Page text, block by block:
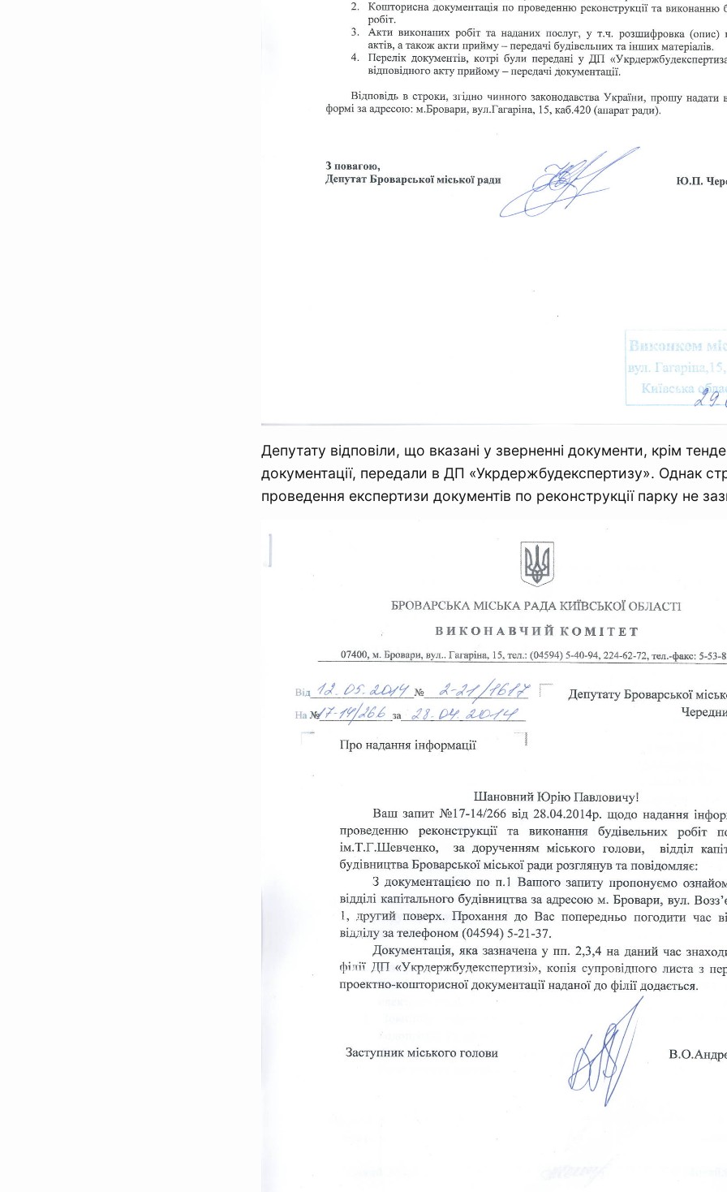
Депутату відповіли, що вказані у зверненні документи, крім
документації, передали в ДП «Укрдержбудекспертизу». Однак
проведення експертизи документів по реконструкції парку не